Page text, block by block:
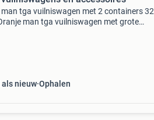
man tga vuilniswagen met 2 containers 32
man tga vuilniswagen met grote
als nieuw Ophalen